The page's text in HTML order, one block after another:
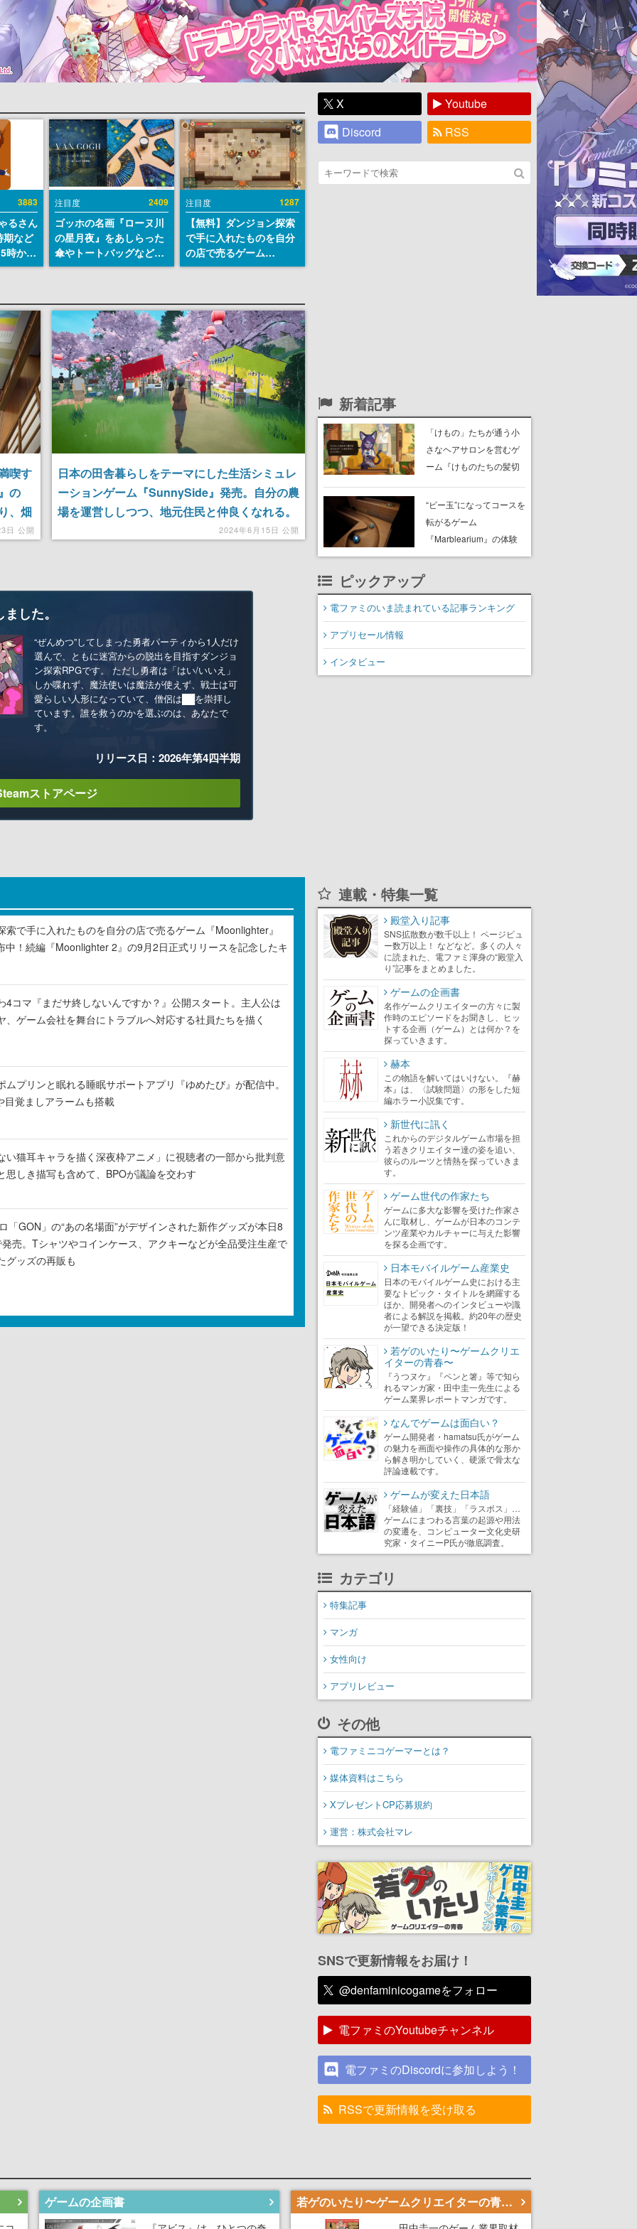
3883
るさん
期など
時から
注目度 2409
ゴッホの名画『ローヌ川
の星月夜』をあしらった
傘やトートバッグなどが
登場。8月7日21時より2
注目度 1287
【無料】ダンジョン探索
で手に入れたものを自分
の店で売るゲーム
『Moonlighter』が
の9月2日正式リリースを
記念したキャンペーン
喫す
の
、畑
やト
日 公開
日本の田舎暮らしをテーマにした生活シミュレ
ーションゲーム『SunnySide』発売。自分の農
場を運営ししつつ、地元住民と仲良くなれる。
季節ごとのお祭りや自然豊かな風景を満喫しよ
2024年6月15日 公開
した。
“ぜんめつ”してしまった勇者パーティから1人だけ
選んで、ともに迷宮からの脱出を目指すダンジョ
ン探索RPGです。 ただし勇者は「はい/いいえ」
しか喋れず、魔法使いは魔法が使えず、戦士は可
愛らしい人形になっていて、僧侶は██を崇拝し
ています。誰を救うのかを選ぶのは、あなたで
す。
リリース日：2026年第4四半期
ストアページ
索で手に入れたものを自分の店で売るゲーム『Moonlighter』
中！続編『Moonlighter 2』の9月2日正式リリースを記念したキ
4コマ『まだサ終しないんですか？』公開スタート。主人公は
、ゲーム会社を舞台にトラブルへ対応する社員たちを描く
プリンと眠れる睡眠サポートアプリ『ゆめたび』が配信中。
目覚ましアラームも搭載
い猫耳キャラを描く深夜枠アニメ」に視聴者の一部から批判意
思しき描写も含めて、BPOが議論を交わす
「GON」の“あの名場面”がデザインされた新作グッズが本日8
売。Tシャツやコインケース、アクキーなどが全品受注生産で
グッズの再販も
X
Youtube
Discord
RSS
新着記事
「けもの」たちが通う小
さなヘアサロンを営むゲ
ーム『けものたちの髪切
始。悩みを持ったお客様
と会話を交わし“本当に望
んでる髪型”を見つけ出す
“ビー玉”になってコースを
転がるゲーム
『Marblearium』の体験
版がSteamで本日8月7日
ピックアップ
電ファミのいま読まれている記事ランキング
アプリセール情報
インタビュー
連載・特集一覧
殿堂入り記事
SNS拡散数が数千以上！ ページビュ
ー数万以上！ などなど。多くの人々
に読まれた、電ファミ渾身の“殿堂入
り”記事をまとめました。
ゲームの企画書
名作ゲームクリエイターの方々に製
作時のエピソードをお聞きし、ヒッ
トする企画（ゲーム）とは何か？を
探っていきます。
赫本
この物語を解いてはいけない。『赫
本』は、〈試験問題〉の形をした短
編ホラー小説集です。
新世代に訊く
これからのデジタルゲーム市場を担
う若きクリエイター達の姿を追い、
彼らのルーツと情熱を探っていきま
す。
ゲーム世代の作家たち
ゲームに多大な影響を受けた作家さ
んに取材し、ゲームが日本のコンテ
ンツ産業やカルチャーに与えた影響
を探る企画です。
日本モバイルゲーム産業史
日本のモバイルゲーム史における主
要なトピック・タイトルを網羅する
ほか、開発者へのインタビューや識
者による解説を掲載。約20年の歴史
が一望できる決定版！
若ゲのいたり〜ゲームクリエ
イターの青春〜
『うつヌケ』『ペンと箸』等で知ら
れるマンガ家・田中圭一先生による
ゲーム業界レポートマンガです。
なんでゲームは面白い？
ゲーム開発者・hamatsu氏がゲーム
の魅力を画面や操作の具体的な形か
ら解き明かしていく、硬派で骨太な
評論連載です。
ゲームが変えた日本語
「経験値」「裏技」「ラスボス」…
ゲームにまつわる言葉の起源や用法
の変遷を、コンピューター文化史研
究家・タイニーP氏が徹底調査。
カテゴリ
特集記事
マンガ
女性向け
アプリレビュー
その他
電ファミニコゲーマーとは？
媒体資料はこちら
XプレゼントCP応募規約
運営：株式会社マレ
SNSで更新情報をお届け！
@denfaminicogameをフォロー
電ファミのYoutubeチャンネル
電ファミのDiscordに参加しよう！
RSSで更新情報を受け取る
ゲームの企画書 若ゲのいたり〜ゲームクリエイターの青春〜